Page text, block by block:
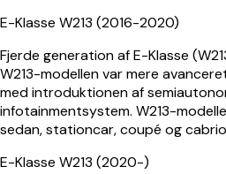
E-Klasse W213 (2016-2020)
Fjerde generation af E-Klasse
W213-modellen var mere
med introduktionen af
infotainmentsystem. W213-
sedan, stationcar, coupé og
E-Klasse W213 (2020-)